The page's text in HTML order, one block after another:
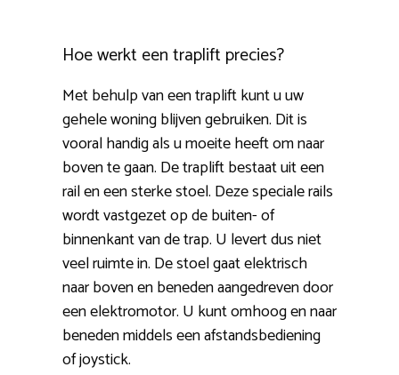
Hoe werkt een traplift precies?
Met behulp van een traplift kunt u uw
gehele woning blijven gebruiken. Dit is
vooral handig als u moeite heeft om naar
boven te gaan. De traplift bestaat uit een
rail en een sterke stoel. Deze speciale rails
wordt vastgezet op de buiten- of
binnenkant van de trap. U levert dus niet
veel ruimte in. De stoel gaat elektrisch
naar boven en beneden aangedreven door
een elektromotor. U kunt omhoog en naar
beneden middels een afstandsbediening
of joystick.